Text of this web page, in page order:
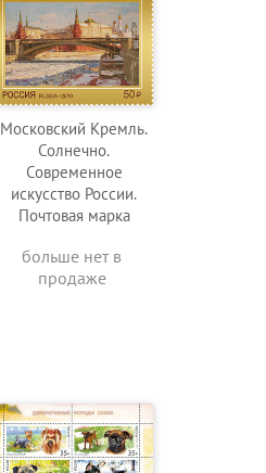
Московский Кремль.
Солнечно.
Современное
искусство России.
Почтовая марка
больше нет в
продаже